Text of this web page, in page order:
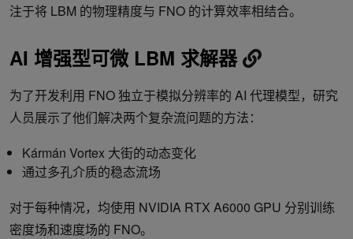
注于将 LBM 的物理精度与 FNO 的计算效率相结合。
AI 增强型可微 LBM 求解器
为了开发利用 FNO 独立于模拟分辨率的 AI 代理模型，研究
人员展示了他们解决两个复杂流问题的方法：
Kármán Vortex 大街的动态变化
通过多孔介质的稳态流场
对于每种情况，均使用 NVIDIA RTX A6000 GPU 分别训练
密度场和速度场的 FNO。